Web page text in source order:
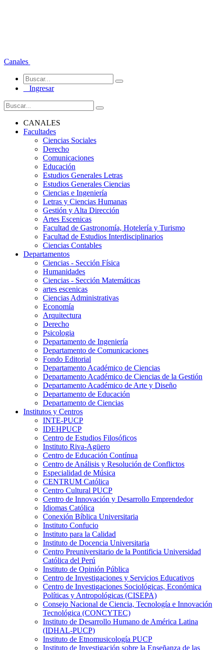
Canales
Ingresar
CANALES
Facultades
Ciencias Sociales
Derecho
Comunicaciones
Educación
Estudios Generales Letras
Estudios Generales Ciencias
Ciencias e Ingeniería
Letras y Ciencias Humanas
Gestión y Alta Dirección
Artes Escenicas
Facultad de Gastronomía, Hotelería y Turismo
Facultad de Estudios Interdisciplinarios
Ciencias Contables
Departamentos
Ciencias - Sección Física
Humanidades
Ciencias - Sección Matemáticas
artes escenicas
Ciencias Administrativas
Economía
Arquitectura
Derecho
Psicologia
Departamento de Ingeniería
Departamento de Comunicaciones
Fondo Editorial
Departamento Académico de Ciencias
Departamento Académico de Ciencias de la Gestión
Departamento Académico de Arte y Diseño
Departamento de Educación
Departamento de Ciencias
Institutos y Centros
INTE-PUCP
IDEHPUCP
Centro de Estudios Filosóficos
Instituto Riva-Agüero
Centro de Educación Contínua
Centro de Análisis y Resolución de Conflictos
Especialidad de Música
CENTRUM Católica
Centro Cultural PUCP
Centro de Innovación y Desarrollo Emprendedor
Idiomas Católica
Conexión Bíblica Universitaria
Instituto Confucio
Instituto para la Calidad
Instituto de Docencia Universitaria
Centro Preuniversitario de la Pontificia Universidad
Católica del Perú
Instituto de Opinión Pública
Centro de Investigaciones y Servicios Educativos
Centro de Investigaciones Sociológicas, Económica
Políticas y Antropológicas (CISEPA)
Consejo Nacional de Ciencia, Tecnología e Innovación
Tecnológica (CONCYTEC)
Instituto de Desarrollo Humano de América Latina
(IDHAL-PUCP)
Instituto de Etnomusicología PUCP
Instituto de Investigación sobre la Enseñanza de las